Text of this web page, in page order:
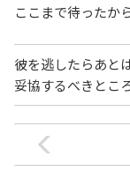
ここまで待ったか
彼を逃したらあと
妥協するべきとこ